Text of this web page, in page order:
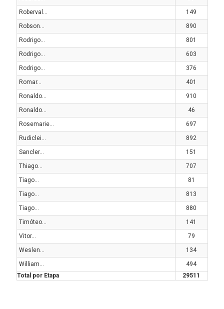
Roberval...
149
Robson...
890
Rodrigo...
801
Rodrigo...
603
Rodrigo...
376
Romar...
401
Ronaldo...
910
Ronaldo...
46
Rosemarie...
697
Rudiclei...
892
Sancler...
151
Thiago...
707
Tiago...
81
Tiago...
813
Tiago...
880
Timóteo...
141
Vitor...
79
Weslen...
134
William...
494
Total por Etapa
29511